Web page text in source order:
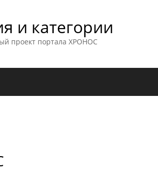
и категории
проект портала ХРОНОС